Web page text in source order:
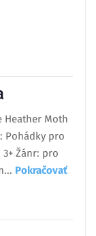
Heather Moth
Pohádky pro
Žánr: pro
Pokračovať